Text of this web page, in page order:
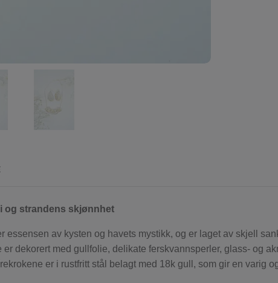
og strandens skjønnhet
essensen av kysten og havets mystikk, og er laget av skjell
dekorert med gullfolie, delikate ferskvannsperler, glass- og
er i rustfritt stål belagt med 18k gull, som gir en varig